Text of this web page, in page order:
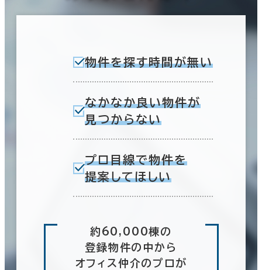
物件を探す時間が無い
なかなか良い物件が
見つからない
プロ目線で物件を
提案してほしい
約60,000棟の
登録物件の中から
オフィス仲介のプロが